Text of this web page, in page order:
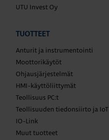
UTU Invest Oy
TUOTTEET
Anturit ja instrumentointi
Moottorikäytöt
Ohjausjärjestelmät
HMI-käyttöliittymät
Teollisuus PC:t
Teollisuuden tiedonsiirto ja IoT
IO-Link
Muut tuotteet